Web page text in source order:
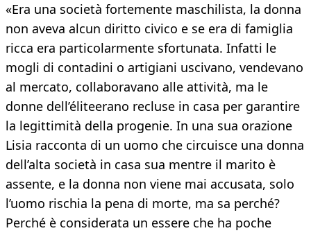
«Era una società fortemente maschilista, la donna
non aveva alcun diritto civico e se era di famiglia
ricca era particolarmente sfortunata. Infatti le
mogli di contadini o artigiani uscivano, vendevano
al mercato, collaboravano alle attività, ma le
donne dell’éliteerano recluse in casa per garantire
la legittimità della progenie. In una sua orazione
Lisia racconta di un uomo che circuisce una donna
dell’alta società in casa sua mentre il marito è
assente, e la donna non viene mai accusata, solo
l’uomo rischia la pena di morte, ma sa perché?
Perché è considerata un essere che ha poche